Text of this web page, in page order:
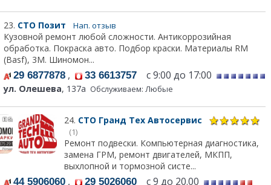
23. СТО Позит Нап. отзыв
Кузовной ремонт любой сложности. Антикоррозийная
обработка. Покраска авто. Подбор краски. Материалы RM
(Basf), 3М. Шиномон...
29 6877878 , 33 6613757 с 9:00 до 17:00
ул. Олешева, 137а Обслуживаем: Любые
24. СТО Гранд Тех Автосервис
(1)
Ремонт подвески. Компьютерная диагностика,
замена ГРМ, ремонт двигателей, МКПП,
выхлопной и тормозной систе...
44 5906060 , 29 5026060 с 9 до 20.00